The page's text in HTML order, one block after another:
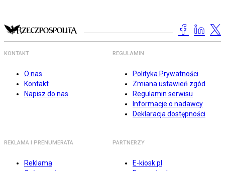
KONTAKT
O nas
Kontakt
Napisz do nas
REGULAMIN
Polityka Prywatności
Zmiana ustawień zgód
Regulamin serwisu
Informacje o nadawcy
Deklaracja dostępności
REKLAMA I PRENUMERATA
Reklama
PARTNERZY
E-kiosk.pl